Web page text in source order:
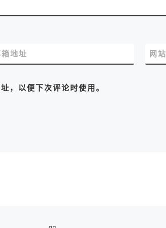
地址 网
，以便下次评论时使用。